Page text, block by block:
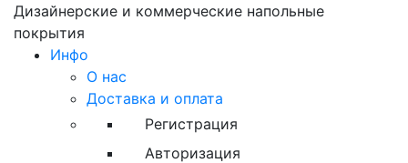
Дизайнерские и коммерческие напольные
покрытия
Инфо
О нас
Доставка и оплата
Регистрация
Авторизация